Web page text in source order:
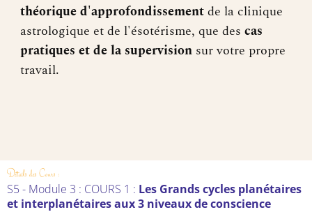
théorique d'approfondissementde la clinique
astrologique et de l'ésotérisme, que des cas
pratiques et de la supervision sur votre propre
travail.
Détails des Cours :
S5 - Module 3 : COURS 1 : Les Grands cycles planétaires
et interplanétaires aux 3 niveaux de conscience